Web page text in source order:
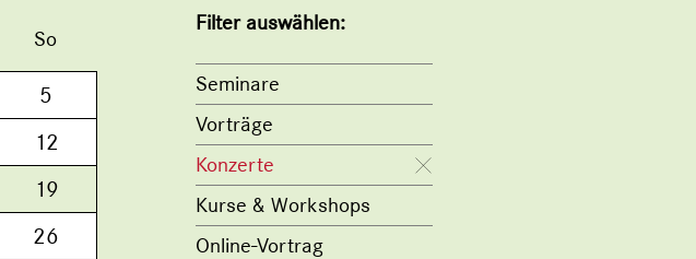
So
5
12
19
26
Filter auswählen:
Seminare
Vorträge
Konzerte
Kurse & Workshops
Online-Vortrag